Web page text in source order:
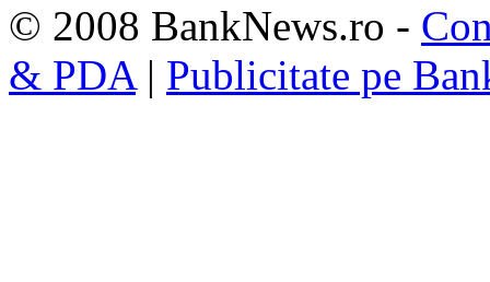
© 2008 BankNews.ro -
& PDA| Publicitate pe